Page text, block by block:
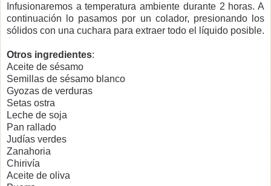
Infusionaremos a temperatura ambiente durante 2 horas. A
continuación lo pasamos por un colador, presionando los
sólidos con una cuchara para extraer todo el líquido posible.
Otros ingredientes:
Aceite de sésamo
Semillas de sésamo blanco
Gyozas de verduras
Setas ostra
Leche de soja
Pan rallado
Judías verdes
Zanahoria
Chirivía
Aceite de oliva